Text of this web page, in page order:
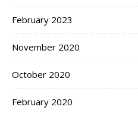
February 2023
November 2020
October 2020
February 2020